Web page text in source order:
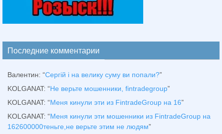
Последние комментарии
Валентин: “Сергій і на велику суму ви попали?”
KOLGANAT: “Не верьте мошенники, fintradegroup”
KOLGANAT: “Меня кинули эти из FintradeGroup на 16”
KOLGANAT: “Меня кинули эти мошенники из FintradeGroup на
162600000теньге,не верьте этим не людям”